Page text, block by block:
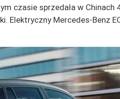
czasie sprzedała w Chinach
Elektryczny Mercedes-Benz